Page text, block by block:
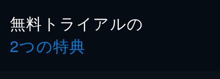
無料トライアルの
2つの特典